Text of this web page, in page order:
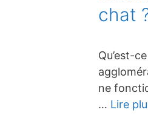
chat
Qu’est-
ne
… Lire